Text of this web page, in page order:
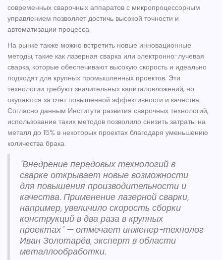
современных сварочных аппаратов с микропроцессорным
управлением позволяет достичь высокой точности и
автоматизации процесса.
На рынке также можно встретить новые инновационные
методы, такие как лазерная сварка или электронно-лучевая
сварка, которые обеспечивают высокую скорость и идеально
подходят для крупных промышленных проектов. Эти
технологии требуют значительных капиталовложений, но
окупаются за счет повышенной эффективности и качества.
Согласно данным Института развития сварочных технологий,
использование таких методов позволило снизить затраты на
металл до 15% в некоторых проектах благодаря уменьшению
количества брака:
"Внедрение передовых технологий в
сварке открывает новые возможности
для повышения производительности и
качества. Применение лазерной сварки,
например, увеличило скорость сборки
конструкций в два раза в крупных
проектах" — отмечает инженер-технолог
Иван Золотарёв, эксперт в области
металлообработки.